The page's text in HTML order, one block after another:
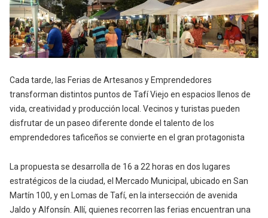
Cada tarde, las Ferias de Artesanos y Emprendedores
transforman distintos puntos de Tafí Viejo en espacios llenos de
vida, creatividad y producción local. Vecinos y turistas pueden
disfrutar de un paseo diferente donde el talento de los
emprendedores taficeños se convierte en el gran protagonista
La propuesta se desarrolla de 16 a 22 horas en dos lugares
estratégicos de la ciudad, el Mercado Municipal, ubicado en San
Martín 100, y en Lomas de Tafí, en la intersección de avenida
Jaldo y Alfonsín. Allí, quienes recorren las ferias encuentran una